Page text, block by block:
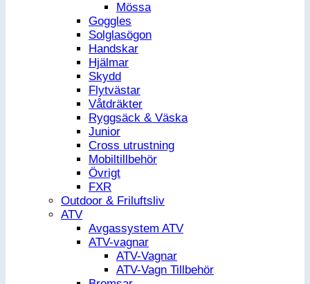
Mössa
Goggles
Solglasögon
Handskar
Hjälmar
Skydd
Flytvästar
Våtdräkter
Ryggsäck & Väska
Junior
Cross utrustning
Mobiltillbehör
Övrigt
FXR
Outdoor & Friluftsliv
ATV
Avgassystem ATV
ATV-vagnar
ATV-Vagnar
ATV-Vagn Tillbehör